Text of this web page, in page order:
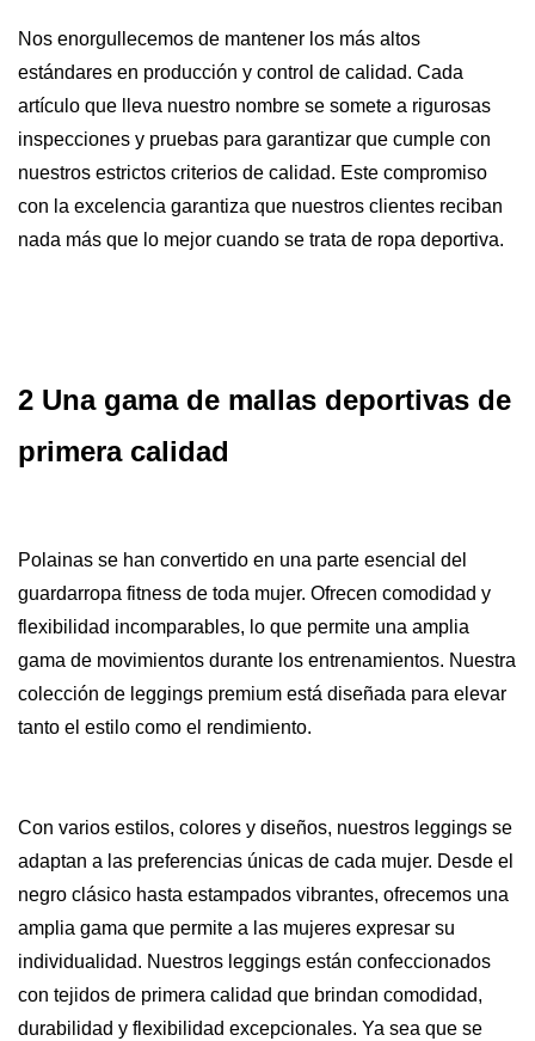
Nos enorgullecemos de mantener los más altos
estándares en producción y control de calidad. Cada
artículo que lleva nuestro nombre se somete a rigurosas
inspecciones y pruebas para garantizar que cumple con
nuestros estrictos criterios de calidad. Este compromiso
con la excelencia garantiza que nuestros clientes reciban
nada más que lo mejor cuando se trata de ropa deportiva.
2 Una gama de mallas deportivas de
primera calidad
Polainas se han convertido en una parte esencial del
guardarropa fitness de toda mujer. Ofrecen comodidad y
flexibilidad incomparables, lo que permite una amplia
gama de movimientos durante los entrenamientos. Nuestra
colección de leggings premium está diseñada para elevar
tanto el estilo como el rendimiento.
Con varios estilos, colores y diseños, nuestros leggings se
adaptan a las preferencias únicas de cada mujer. Desde el
negro clásico hasta estampados vibrantes, ofrecemos una
amplia gama que permite a las mujeres expresar su
individualidad. Nuestros leggings están confeccionados
con tejidos de primera calidad que brindan comodidad,
durabilidad y flexibilidad excepcionales. Ya sea que se